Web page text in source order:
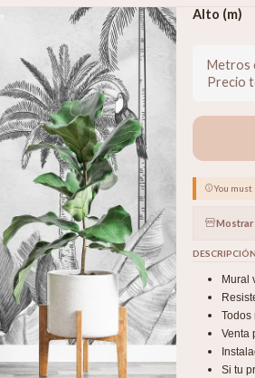
Alto (m)
Metros
Precio
You must
Mostrar
DESCRIPCIÓN
Mural
Todos
Venta
Si tu